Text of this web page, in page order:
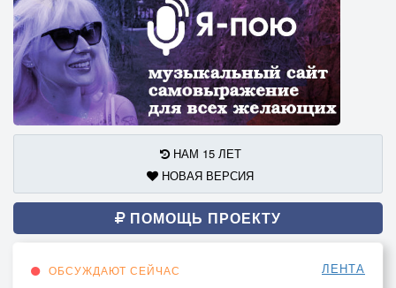
НАМ 15 ЛЕТ
НОВАЯ ВЕРСИЯ
ПОМОЩЬ ПРОЕКТУ
ОБСУЖДАЮТ СЕЙЧАС ЛЕНТА